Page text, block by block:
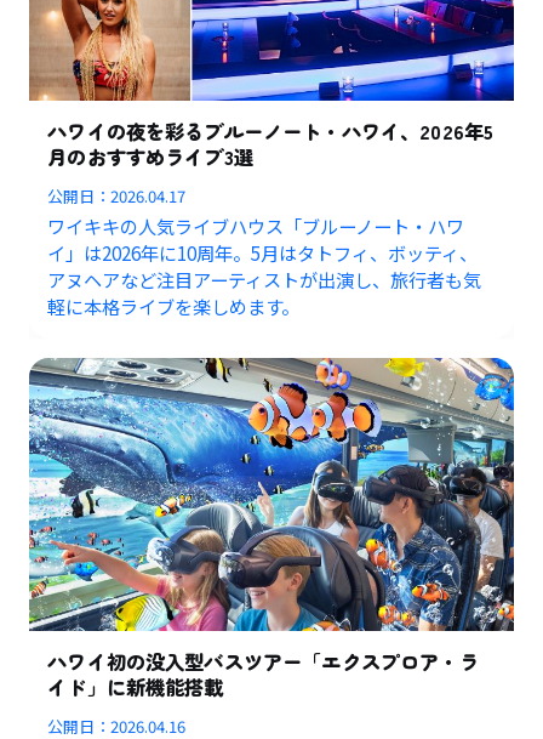
ハワイの夜を彩るブルーノート・ハワイ、2026年5
月のおすすめライブ3選
公開日：2026.04.17
ワイキキの人気ライブハウス「ブルーノート・ハワ
イ」は2026年に10周年。5月はタトフィ、ボッティ、
アヌヘアなど注目アーティストが出演し、旅行者も気
軽に本格ライブを楽しめます。
ハワイ初の没入型バスツアー「エクスプロア・ラ
イド」に新機能搭載
公開日：2026.04.16